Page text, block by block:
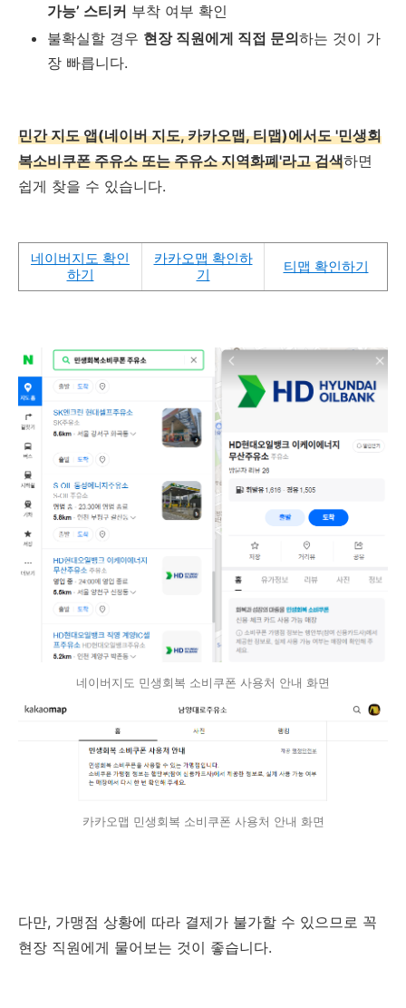
가능’ 스티커 부착 여부 확인
불확실할 경우 현장 직원에게 직접 문의하는 것이 가
장 빠릅니다.
민간 지도 앱(네이버 지도, 카카오맵, 티맵)에서도 '민생회
복소비쿠폰 주유소 또는 주유소 지역화폐'라고 검색하면
쉽게 찾을 수 있습니다.
네이버지도 확인
하기
카카오맵 확인하
기
티맵 확인하기
네이버지도 민생회복 소비쿠폰 사용처 안내 화면
카카오맵 민생회복 소비쿠폰 사용처 안내 화면
다만, 가맹점 상황에 따라 결제가 불가할 수 있으므로 꼭
현장 직원에게 물어보는 것이 좋습니다.